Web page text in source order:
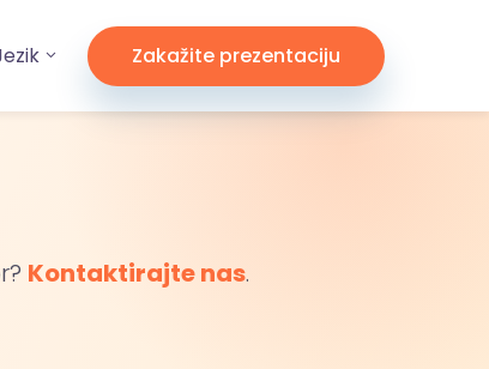
Zakažite prezentaciju
Kontaktirajte nas.